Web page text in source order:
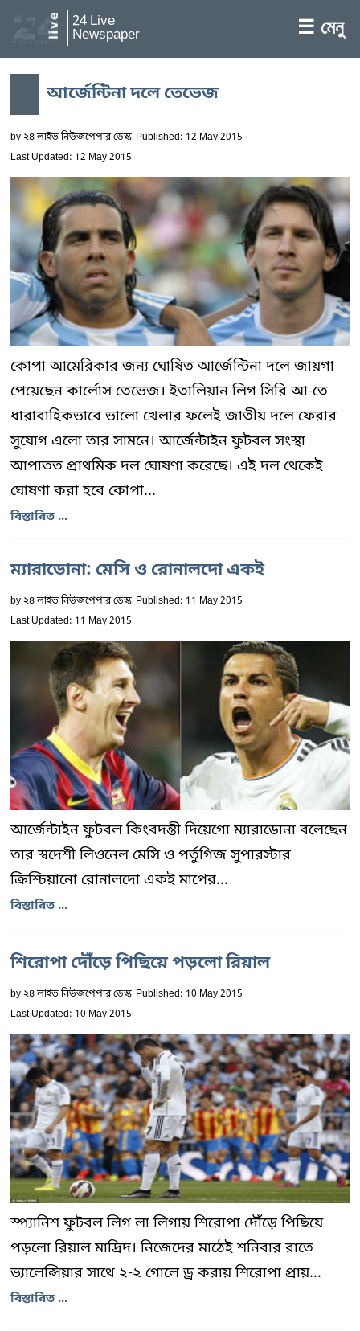
24 Live
Newspaper ☰ মেনু
আর্জেন্টিনা দলে তেভেজ
by২৪ লাইভ নিউজপেপার ডেস্ক Published: 12 May 2015
Last Updated: 12 May 2015
কোপা আমেরিকার জন্য ঘোষিত আর্জেন্টিনা দলে জায়গা
পেয়েছেন কার্লোস তেভেজ। ইতালিয়ান লিগ সিরি আ-তে
ধারাবাহিকভাবে ভালো খেলার ফলেই জাতীয় দলে ফেরার
সুযোগ এলো তার সামনে। আর্জেন্টাইন ফুটবল সংস্থা
আপাতত প্রাথমিক দল ঘোষণা করেছে। এই দল থেকেই
ঘোষণা করা হবে কোপা...
বিস্তারিত ...
ম্যারাডোনা: মেসি ও রোনালদো একই
by২৪ লাইভ নিউজপেপার ডেস্ক Published: 11 May 2015
Last Updated: 11 May 2015
আর্জেন্টাইন ফুটবল কিংবদন্তী দিয়েগো ম্যারাডোনা বলেছেন
তার স্বদেশী লিওনেল মেসি ও পর্তুগিজ সুপারস্টার
ক্রিশ্চিয়ানো রোনালদো একই মাপের...
বিস্তারিত ...
শিরোপা দৌঁড়ে পিছিয়ে পড়লো রিয়াল
by২৪ লাইভ নিউজপেপার ডেস্ক Published: 10 May 2015
Last Updated: 10 May 2015
স্প্যানিশ ফুটবল লিগ লা লিগায় শিরোপা দৌঁড়ে পিছিয়ে
পড়লো রিয়াল মাদ্রিদ। নিজেদের মাঠেই শনিবার রাতে
ভ্যালেন্সিয়ার সাথে ২-২ গোলে ড্র করায় শিরোপা প্রায়...
বিস্তারিত ...